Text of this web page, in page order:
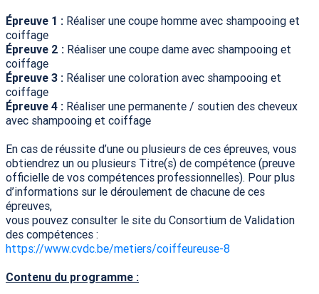
Épreuve 1 : Réaliser une coupe homme avec shampooing et
coiffage
Épreuve 2 : Réaliser une coupe dame avec shampooing et
coiffage
Épreuve 3 : Réaliser une coloration avec shampooing et
coiffage
Épreuve 4 : Réaliser une permanente / soutien des cheveux
avec shampooing et coiffage
En cas de réussite d’une ou plusieurs de ces épreuves, vous
obtiendrez un ou plusieurs Titre(s) de compétence (preuve
officielle de vos compétences professionnelles). Pour plus
d’informations sur le déroulement de chacune de ces
épreuves,
vous pouvez consulter le site du Consortium de Validation
des compétences :
https://www.cvdc.be/metiers/coiffeureuse-8
Contenu du programme :